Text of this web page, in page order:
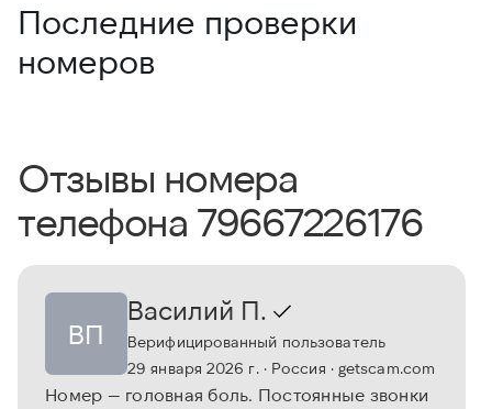
Последние проверки
номеров
Отзывы номера
телефона 79667226176
ВП
Василий П.
Верифицированный пользователь
29 января 2026 г.· Россия · getscam.com
Номер — головная боль. Постоянные звонки